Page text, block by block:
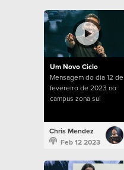
Um Novo Ciclo
Mensagem do dia 12 de
fevereiro de 2023 no
campus zona sul
Chris Mendez
Feb 12 2023